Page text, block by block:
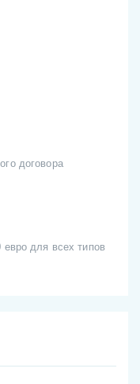
договора
евро для всех типов